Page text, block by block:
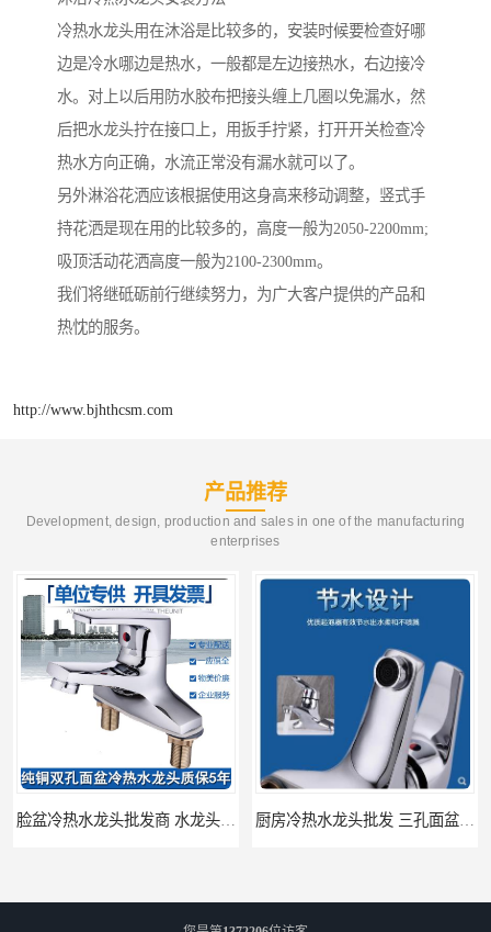
冷热水龙头用在沐浴是比较多的，安装时候要检查好哪
边是冷水哪边是热水，一般都是左边接热水，右边接冷
水。对上以后用防水胶布把接头缠上几圈以免漏水，然
后把水龙头拧在接口上，用扳手拧紧，打开开关检查冷
热水方向正确，水流正常没有漏水就可以了。
另外淋浴花洒应该根据使用这身高来移动调整，竖式手
持花洒是现在用的比较多的，高度一般为2050-2200mm;
吸顶活动花洒高度一般为2100-2300mm。
我们将继砥砺前行继续努力，为广大客户提供的产品和
热忱的服务。
http://www.bjhthcsm.com
产品推荐
Development, design, production and sales in one of the manufacturing
enterprises